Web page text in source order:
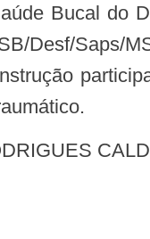
Desf/Saps/